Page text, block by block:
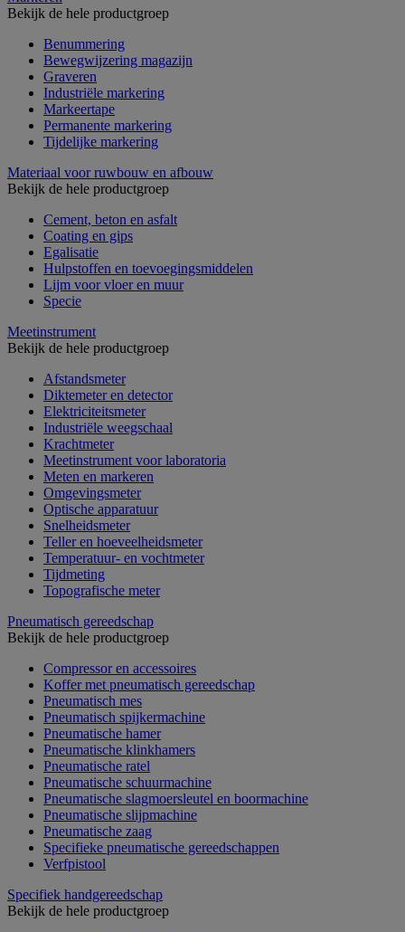
Bekijk de hele productgroep
Benummering
Bewegwijzering magazijn
Graveren
Industriële markering
Markeertape
Permanente markering
Tijdelijke markering
Materiaal voor ruwbouw en afbouw
Bekijk de hele productgroep
Cement, beton en asfalt
Coating en gips
Egalisatie
Hulpstoffen en toevoegingsmiddelen
Lijm voor vloer en muur
Specie
Meetinstrument
Bekijk de hele productgroep
Afstandsmeter
Diktemeter en detector
Elektriciteitsmeter
Industriële weegschaal
Krachtmeter
Meetinstrument voor laboratoria
Meten en markeren
Omgevingsmeter
Optische apparatuur
Snelheidsmeter
Teller en hoeveelheidsmeter
Temperatuur- en vochtmeter
Tijdmeting
Topografische meter
Pneumatisch gereedschap
Bekijk de hele productgroep
Compressor en accessoires
Koffer met pneumatisch gereedschap
Pneumatisch mes
Pneumatisch spijkermachine
Pneumatische hamer
Pneumatische klinkhamers
Pneumatische ratel
Pneumatische schuurmachine
Pneumatische slagmoersleutel en boormachine
Pneumatische slijpmachine
Pneumatische zaag
Specifieke pneumatische gereedschappen
Verfpistool
Specifiek handgereedschap
Bekijk de hele productgroep